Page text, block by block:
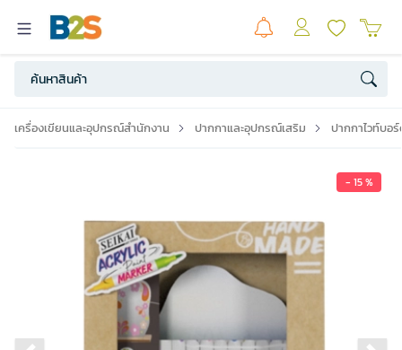
เครื่องเขียนและอุปกรณ์สำนักงาน ปากกาและอุปกรณ์เสริม ปากกาไวท์บอ
- 15 %